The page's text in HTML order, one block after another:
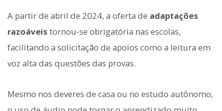
A partir de abril de 2024, a oferta de adaptações
razoáveis tornou-se obrigatória nas escolas,
facilitando a solicitação de apoios como a leitura em
voz alta das questões das provas.
Mesmo nos deveres de casa ou no estudo autônomo,